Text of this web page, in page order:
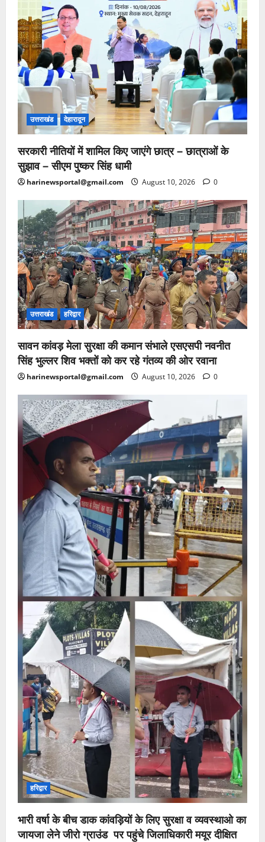
उत्तराखंड देहारादून
सरकारी नीतियों में शामिल किए जाएंगे छात्र – छात्राओं के
सुझाव – सीएम पुष्कर सिंह धामी
harinewsportal@gmail.com August 10, 2026 0
उत्तराखंड हरिद्वार
सावन कांवड़ मेला सुरक्षा की कमान संभाले एसएसपी नवनीत
सिंह भुल्लर शिव भक्तों को कर रहे गंतव्य की ओर रवाना
harinewsportal@gmail.com August 10, 2026 0
हरिद्वार
भारी वर्षा के बीच डाक कांवड़ियों के लिए सुरक्षा व व्यवस्थाओ का
जायजा लेने जीरो ग्राउंड पर पहुंचे जिलाधिकारी मयूर दीक्षित